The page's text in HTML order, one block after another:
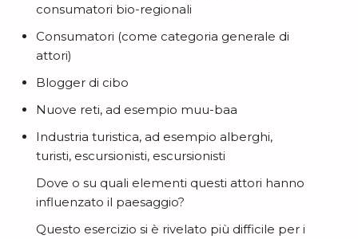
consumatori bio-regionali
Consumatori (come categoria generale di
attori)
Blogger di cibo
Nuove reti, ad esempio muu-baa
Industria turistica, ad esempio alberghi,
turisti, escursionisti, escursionisti
Dove o su quali elementi questi attori hanno
influenzato il paesaggio?
Questo esercizio si è rivelato più difficile per i